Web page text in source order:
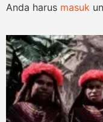
Anda harus masuk